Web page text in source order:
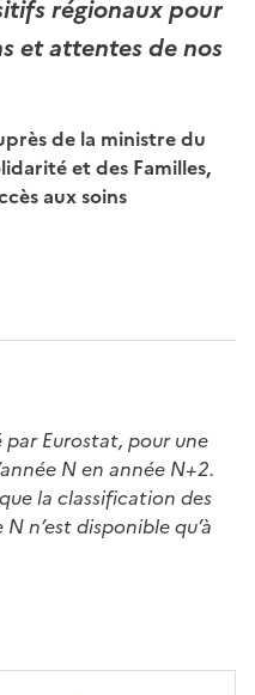
régionaux pour
et attentes de nos
de la ministre du
et des Familles,
aux soins
par Eurostat, pour une
N en année N+2.
la classification des
n’est disponible qu’à